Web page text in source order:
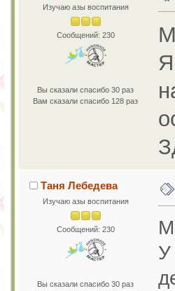
Изучаю азы воспитания
Сообщений: 230
Вы сказали спасибо 30 раз
Вам сказали спасибо 128 раз
Таня Лебедева
Изучаю азы воспитания
Сообщений: 230
Вы сказали спасибо 30 раз
У